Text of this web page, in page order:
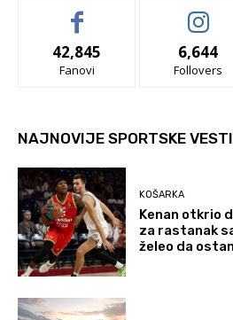
42,845
Fanovi
6,644
Follovers
NAJNOVIJE SPORTSKE VESTI
KOŠARKA
Kenan otkrio
za rastanak
želeo da